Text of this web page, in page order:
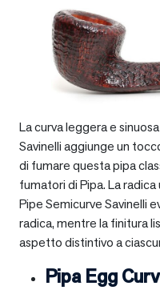
La curva leggera e
Savinelli aggiunge un
di fumare questa pipa
fumatori di Pipa. La
Pipe Semicurve Savinelli
radica, mentre la finitura
aspetto distintivo a
Pipa Egg